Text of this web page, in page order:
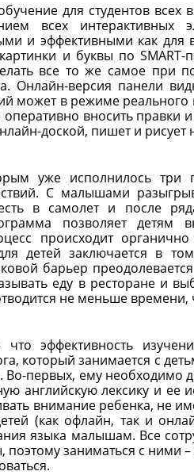
для студентов всех
всех интерактивных
и эффективными как для
и буквы по
все то же самое при
Онлайн-версия панели
может в режиме
оперативно вносить правки
доской, пишет и рисует
уже исполнилось три
С малышами
в самолет и после
позволяет детям
происходит
детей заключается в
барьер
еду в ресторане и
не меньше
эффективность
который занимается с
Во-первых, ему
английскую лексику и
внимание ребенка, не
(как офлайн, так и
языка малышам. Все
заниматься с ними